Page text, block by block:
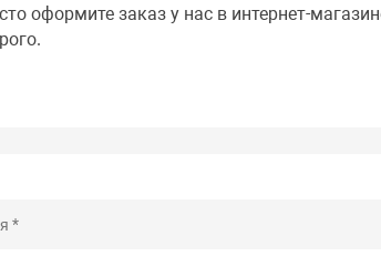
оформите заказ у нас в интернет-